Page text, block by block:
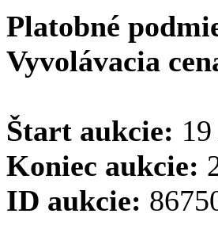
Platobné
Vyvolávacia
Štart aukcie:
Koniec aukcie:
ID aukcie: